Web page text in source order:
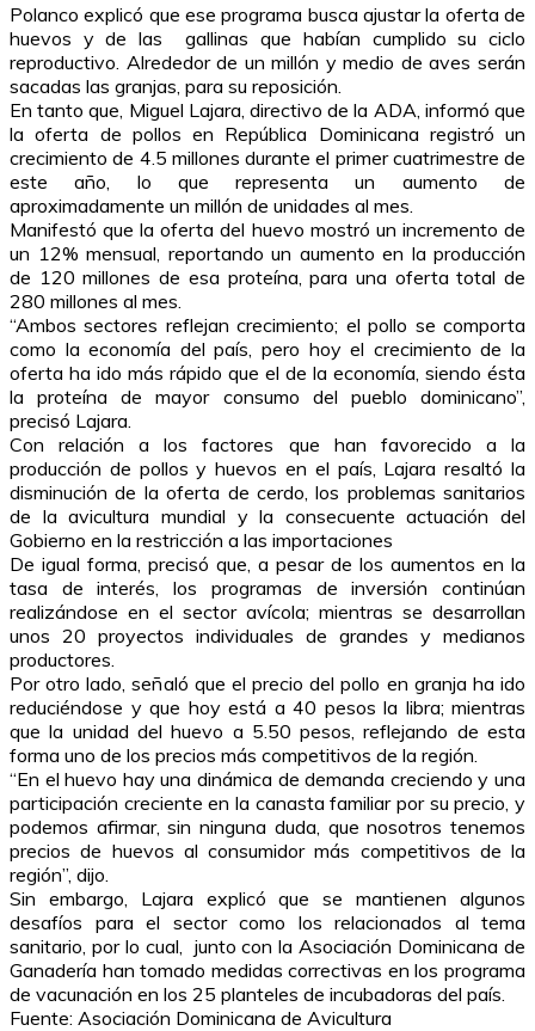
Polanco explicó que ese programa busca ajustar la oferta de
huevos y de las gallinas que habían cumplido su ciclo
reproductivo. Alrededor de un millón y medio de aves serán
sacadas las granjas, para su reposición.
En tanto que, Miguel Lajara, directivo de la ADA, informó que
la oferta de pollos en República Dominicana registró un
crecimiento de 4.5 millones durante el primer cuatrimestre de
este año, lo que representa un aumento de
aproximadamente un millón de unidades al mes.
Manifestó que la oferta del huevo mostró un incremento de
un 12% mensual, reportando un aumento en la producción
de 120 millones de esa proteína, para una oferta total de
280 millones al mes.
“Ambos sectores reflejan crecimiento; el pollo se comporta
como la economía del país, pero hoy el crecimiento de la
oferta ha ido más rápido que el de la economía, siendo ésta
la proteína de mayor consumo del pueblo dominicano”,
precisó Lajara.
Con relación a los factores que han favorecido a la
producción de pollos y huevos en el país, Lajara resaltó la
disminución de la oferta de cerdo, los problemas sanitarios
de la avicultura mundial y la consecuente actuación del
Gobierno en la restricción a las importaciones
De igual forma, precisó que, a pesar de los aumentos en la
tasa de interés, los programas de inversión continúan
realizándose en el sector avícola; mientras se desarrollan
unos 20 proyectos individuales de grandes y medianos
productores.
Por otro lado, señaló que el precio del pollo en granja ha ido
reduciéndose y que hoy está a 40 pesos la libra; mientras
que la unidad del huevo a 5.50 pesos, reflejando de esta
forma uno de los precios más competitivos de la región.
“En el huevo hay una dinámica de demanda creciendo y una
participación creciente en la canasta familiar por su precio, y
podemos afirmar, sin ninguna duda, que nosotros tenemos
precios de huevos al consumidor más competitivos de la
región”, dijo.
Sin embargo, Lajara explicó que se mantienen algunos
desafíos para el sector como los relacionados al tema
sanitario, por lo cual, junto con la Asociación Dominicana de
Ganadería han tomado medidas correctivas en los programa
de vacunación en los 25 planteles de incubadoras del país.
Fuente: Asociación Dominicana de Avicultura